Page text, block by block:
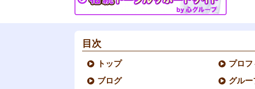
目次
トップ
ブログ
プロ
グル